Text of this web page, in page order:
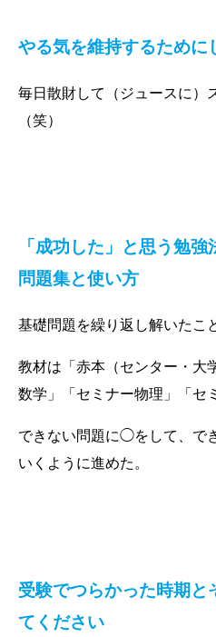
やる気を維持するために
毎日散財して（ジュースに）
（笑）
「成功した」と思う勉強
問題集と使い方
基礎問題を繰り返し解いたこ
教材は「赤本（センター・
数学」「セミナー物理」「セ
できない問題に◯をして、で
いくように進めた。
受験でつらかった時期と
てください